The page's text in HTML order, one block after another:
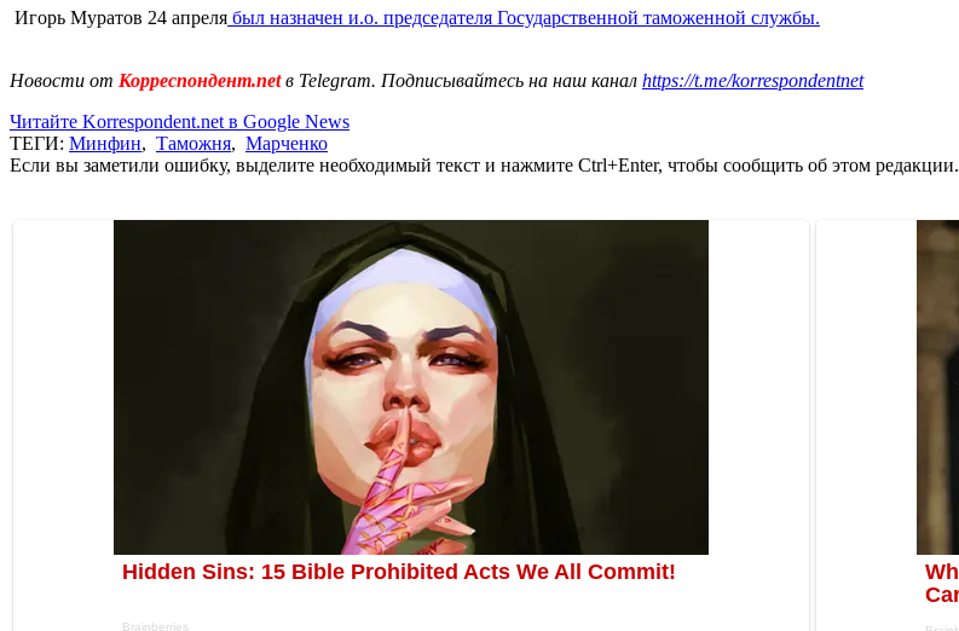
Игорь Муратов 24 апреля был назначен и.о. председателя Государственной таможенной службы.
Новости от Корреспондент.netв Telegram. Подписывайтесь на наш канал https://t.me/korrespondentnet
Читайте Korrespondent.net в Google News
ТЕГИ: Минфин, Таможня, Марченко
Если вы заметили ошибку, выделите необходимый текст и нажмите Ctrl+Enter, чтобы сообщить об этом редакции.